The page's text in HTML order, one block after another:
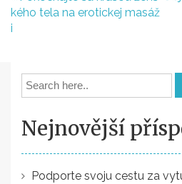
a
g
kého tela na erotickej masáž
i
Nejnovější
Podporte svoju cestu za